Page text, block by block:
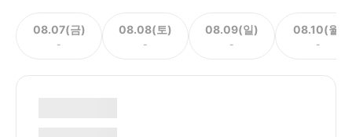
08.07(금)
-
08.08(토)
-
08.09(일)
-
08.10(월)
-